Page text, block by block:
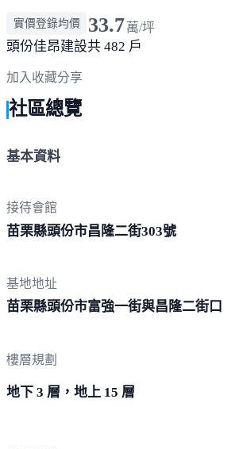
實價登錄均價 33.7萬/坪
頭份佳昂建設共 482 戶
加入收藏分享
社區總覽
基本資料
接待會館
苗栗縣頭份市昌隆二街303號
基地地址
苗栗縣頭份市富強一街與昌隆二街口
樓層規劃
地下 3 層，地上 15 層